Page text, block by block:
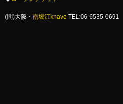
(問)大阪・ 南堀江knave TEL:06-6535-0691